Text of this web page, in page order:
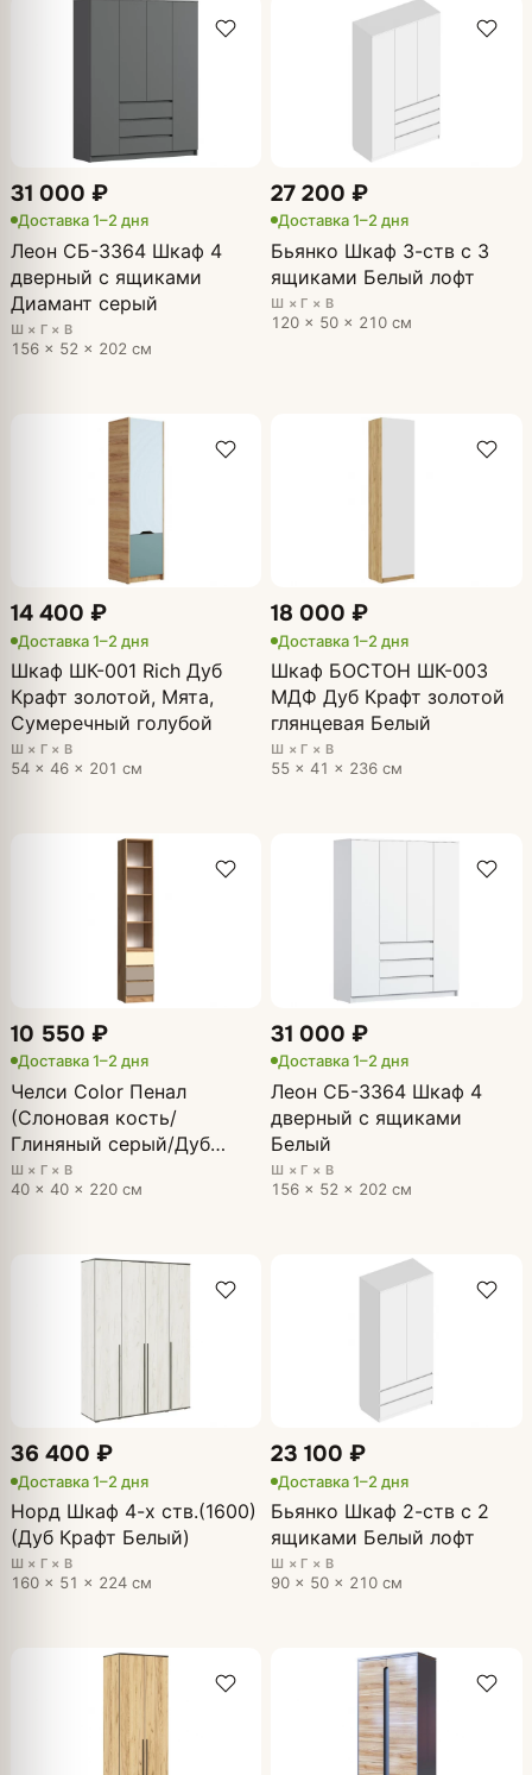
31 000 ₽
Доставка 1–2 дня
Леон СБ-3364 Шкаф 4
дверный с ящиками
Диамант серый
Ш × Г × В
156 × 52 × 202 см
27 200 ₽
Доставка 1–2 дня
Бьянко Шкаф 3-ств с 3
ящиками Белый лофт
Ш × Г × В
120 × 50 × 210 см
14 400 ₽
Доставка 1–2 дня
Шкаф ШК-001 Rich Дуб
Крафт золотой, Мята,
Сумеречный голубой
Ш × Г × В
54 × 46 × 201 см
18 000 ₽
Доставка 1–2 дня
Шкаф БОСТОН ШК-003
МДФ Дуб Крафт золотой
глянцевая Белый
Ш × Г × В
55 × 41 × 236 см
10 550 ₽
Доставка 1–2 дня
Челси Color Пенал
(Слоновая кость/
Глиняный серый/Дуб
крафт)
Ш × Г × В
40 × 40 × 220 см
31 000 ₽
Доставка 1–2 дня
Леон СБ-3364 Шкаф 4
дверный с ящиками
Белый
Ш × Г × В
156 × 52 × 202 см
36 400 ₽
Доставка 1–2 дня
Норд Шкаф 4-х ств.(1600)
(Дуб Крафт Белый)
Ш × Г × В
160 × 51 × 224 см
23 100 ₽
Доставка 1–2 дня
Бьянко Шкаф 2-ств с 2
ящиками Белый лофт
Ш × Г × В
90 × 50 × 210 см